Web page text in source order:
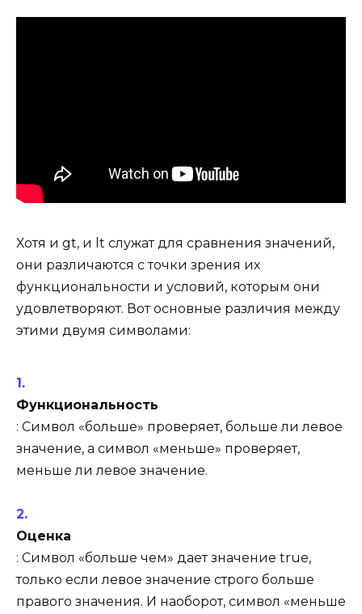
Хотя и gt, и lt служат для сравнения значений,
они различаются с точки зрения их
функциональности и условий, которым они
удовлетворяют. Вот основные различия между
этими двумя символами:
Функциональность
: Символ «больше» проверяет, больше ли левое
значение, а символ «меньше» проверяет,
меньше ли левое значение.
Оценка
: Символ «больше чем» дает значение true,
только если левое значение строго больше
правого значения. И наоборот, символ «меньше